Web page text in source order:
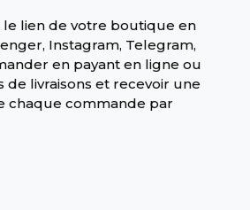
lien de votre boutique en
Instagram, Telegram,
en payant en ligne ou
livraisons et recevoir une
chaque commande par